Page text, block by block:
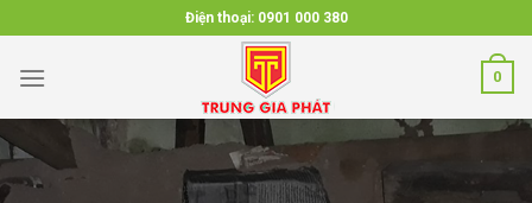
to
content
Điện thoại: 0901 000 380
0